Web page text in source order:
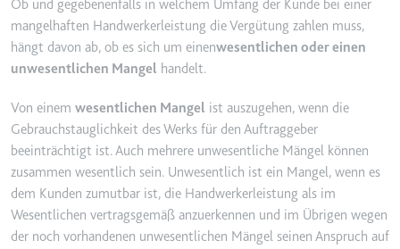
_gcl_au
Anbieter:
smartlaw.de
Zweck:
Wird verwendet, um die Effizienz
zu messen, indem Daten über die
Conversion-Rate der Anzeigen der
Website über mehrere Websites
hinweg gesammelt werden.
Ablauf:
3 Monate
HTTP-Cookie
Ob und gegebenenfalls in welchem Umfang der Kunde bei einer
mangelhaften Handwerkerleistung die Vergütung zahlen muss,
hängt davon ab, ob es sich um einenwesentlichen oder einen
unwesentlichen Mangel handelt.
Von einem wesentlichen Mangel ist auszugehen, wenn die
Gebrauchstauglichkeit des Werks für den Auftraggeber
beeinträchtigt ist. Auch mehrere unwesentliche Mängel können
zusammen wesentlich sein. Unwesentlich ist ein Mangel, wenn es
dem Kunden zumutbar ist, die Handwerkerleistung als im
Wesentlichen vertragsgemäß anzuerkennen und im Übrigen wegen
der noch vorhandenen unwesentlichen Mängel seinen Anspruch auf